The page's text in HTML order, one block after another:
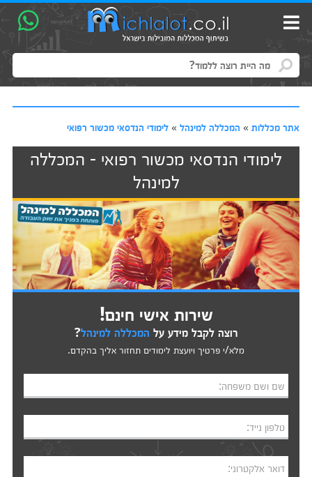
אתר מכללות» המכללה למינהל» לימודי הנדסאי מכשור רפואי
לימודי הנדסאי מכשור רפואי - המכללה
למינהל
שירות אישי חינם!
רוצה לקבל מידע על המכללה למינהל?
מלא/י פרטיך ויועצת לימודים תחזור אליך בהקדם.
שם ושם משפחה:
טלפון נייד:
דואר אלקטרוני: